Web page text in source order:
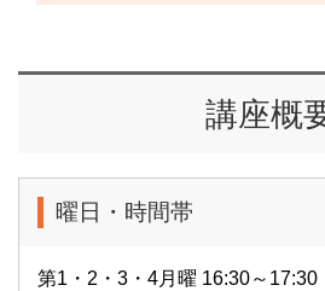
講座概
曜日・時間帯
第1・2・3・4月曜 16:30～17:30